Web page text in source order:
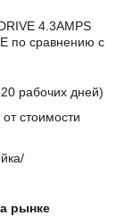
4.3AMPS
по сравнению с
рабочих дней)
стоимости
рынке